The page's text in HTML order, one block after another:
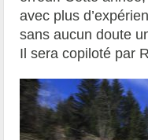
avec plus
sans aucun doute
Il sera copiloté par